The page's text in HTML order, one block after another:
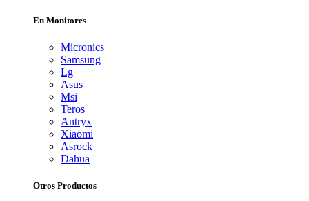
En Monitores
Micronics
Samsung
Lg
Asus
Msi
Teros
Antryx
Xiaomi
Asrock
Dahua
Otros Productos